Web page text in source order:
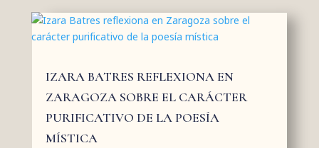
IZARA BATRES REFLEXIONA EN
ZARAGOZA SOBRE EL CARÁCTER
PURIFICATIVO DE LA POESÍA
MÍSTICA